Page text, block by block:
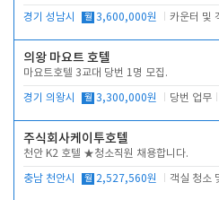
경기 성남시 월 3,600,000원
의왕 마요트 호텔
마요트호텔 3교대 당번 1명 모집.
경기 의왕시 월 3,300,000원 당번 업무
주식회사케이투호텔
천안 K2 호텔 ★청소직원 채용합니다.
충남 천안시 월 2,527,560원